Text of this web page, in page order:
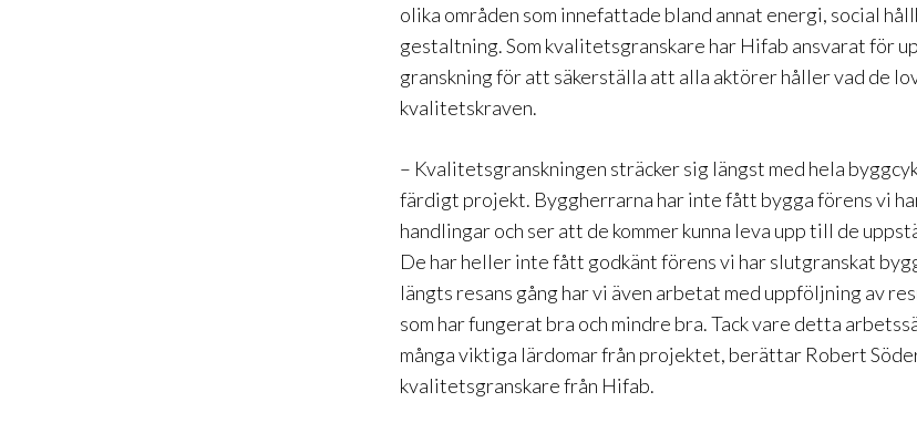
olika områden som innefattade bland annat energi, social
gestaltning. Som kvalitetsgranskare har Hifab ansvarat för
granskning för att säkerställa att alla aktörer håller vad de
kvalitetskraven.
– Kvalitetsgranskningen sträcker sig längst med hela
färdigt projekt. Byggherrarna har inte fått bygga förens vi
handlingar och ser att de kommer kunna leva upp till de
De har heller inte fått godkänt förens vi har slutgranskat
längts resans gång har vi även arbetat med uppföljning av
som har fungerat bra och mindre bra. Tack vare detta
många viktiga lärdomar från projektet, berättar Robert
kvalitetsgranskare från Hifab.